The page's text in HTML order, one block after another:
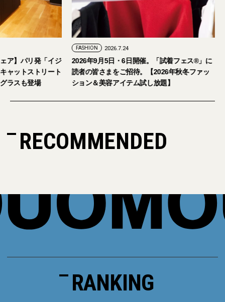
ア】パリ発「イジ
ャットストリート
ラスも登場
FASHION 2026.7.24
2026年9月5日・6日開催。「試着フェス®︎」に
読者の皆さまをご招待。【2026年秋冬ファッ
ション＆美容アイテム試し放題】
RECOMMENDED
RANKING